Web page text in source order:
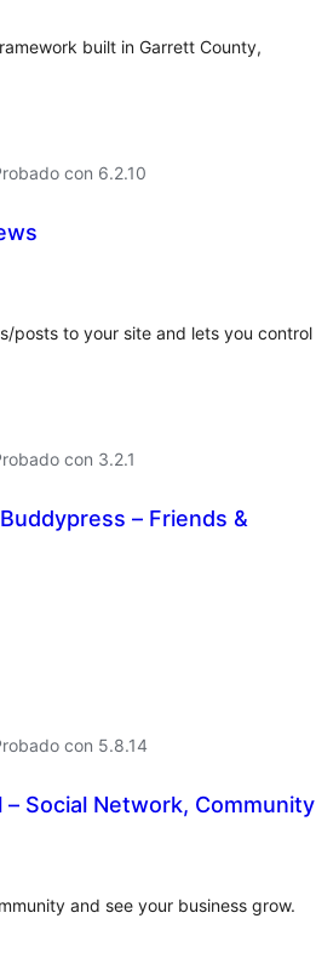
built in Garrett County,
con 6.2.10
posts to your site and lets you control
con 3.2.1
– Friends &
con 5.8.14
Social Network, Community
and see your business grow.